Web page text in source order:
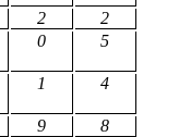
2
2
0 5
1 4
9
8